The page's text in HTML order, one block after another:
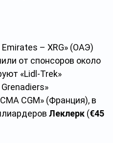
– XRG» (ОАЭ)
от спонсоров около
«Lidl-Trek»
Grenadiers»
CGM» (Франция), в
Леклерк (€45